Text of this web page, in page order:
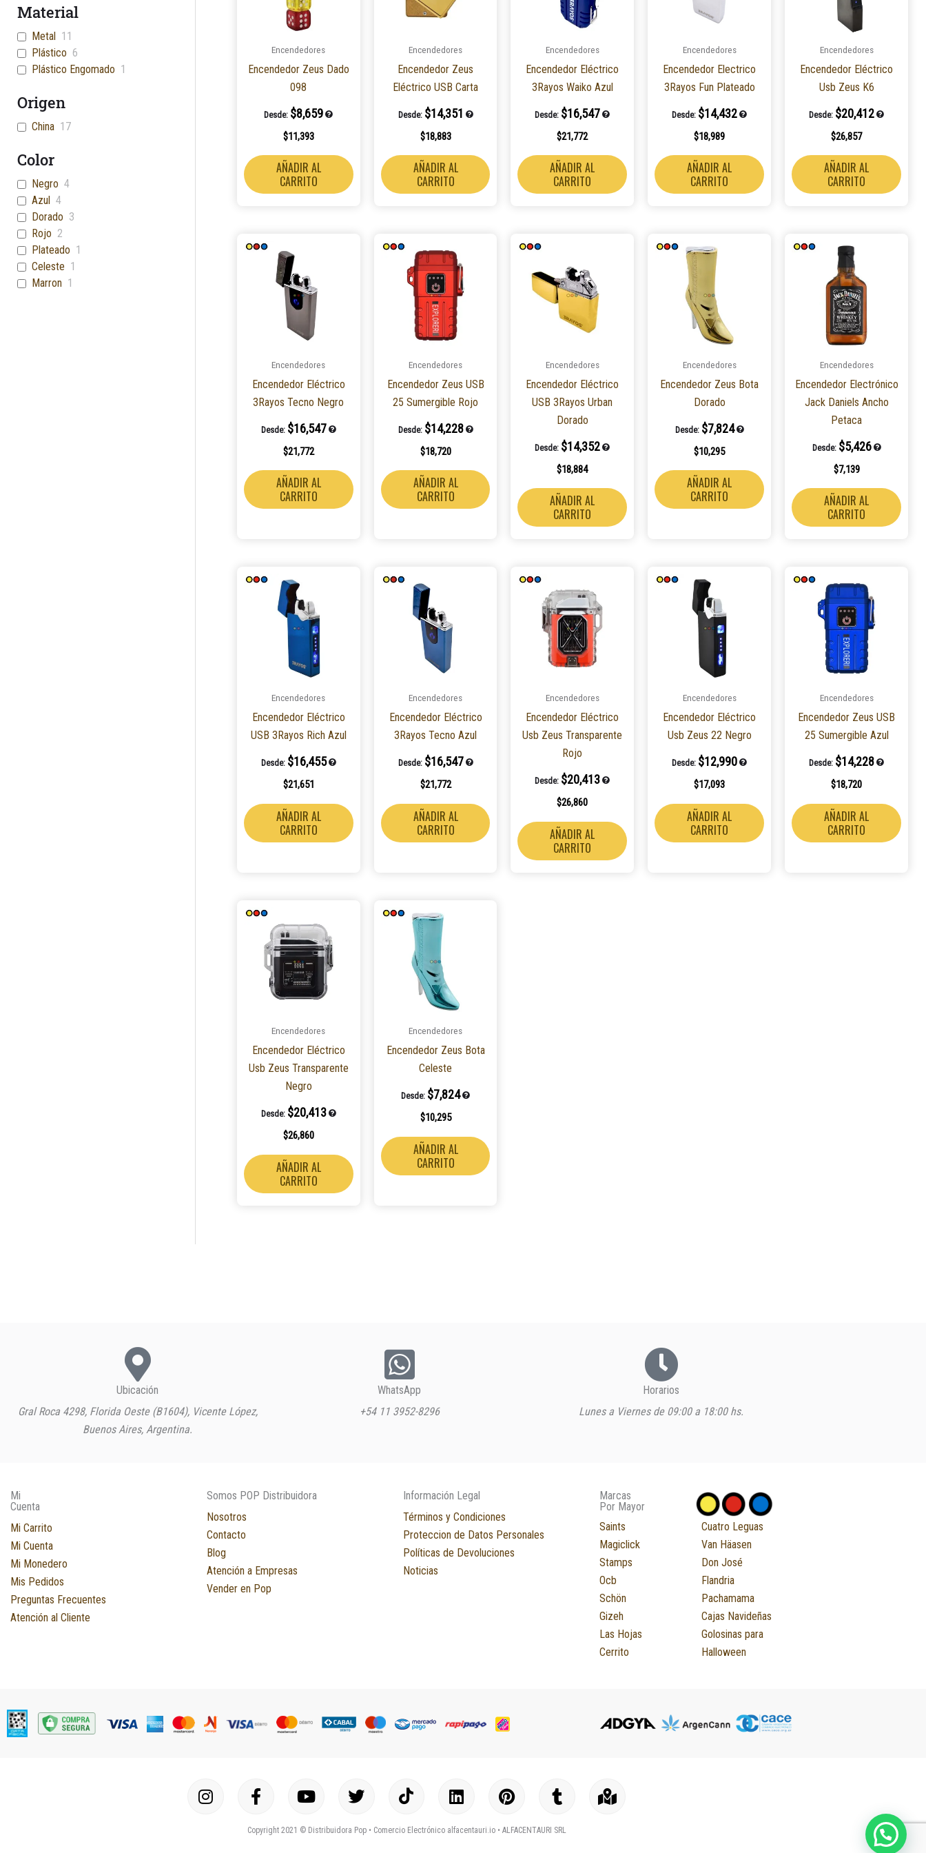
Material
Metal 11
Plástico 6
Plástico Engomado 1
Origen
China 17
Color
Negro 4
Azul 4
Dorado 3
Rojo 2
Plateado 1
Celeste 1
Marron 1
Encendedores
Encendedor Zeus Dado
098
Desde: $8,659
$11,393
AÑADIR AL
CARRITO
Encendedores
Encendedor Zeus
Eléctrico USB Carta
Desde: $14,351
$18,883
AÑADIR AL
CARRITO
Encendedores
Encendedor Eléctrico
3Rayos Waiko Azul
Desde: $16,547
$21,772
AÑADIR AL
CARRITO
Encendedores
Encendedor Electrico
3Rayos Fun Plateado
Desde: $14,432
$18,989
AÑADIR AL
CARRITO
Encendedores
Encendedor Eléctrico
Usb Zeus K6
Desde: $20,412
$26,857
AÑADIR AL
CARRITO
Encendedores
Encendedor Eléctrico
3Rayos Tecno Negro
Desde: $16,547
$21,772
AÑADIR AL
CARRITO
Encendedores
Encendedor Zeus USB
25 Sumergible Rojo
Desde: $14,228
$18,720
AÑADIR AL
CARRITO
Encendedores
Encendedor Eléctrico
USB 3Rayos Urban
Dorado
Desde: $14,352
$18,884
AÑADIR AL
CARRITO
Encendedores
Encendedor Zeus Bota
Dorado
Desde: $7,824
$10,295
AÑADIR AL
CARRITO
Encendedores
Encendedor Electrónico
Jack Daniels Ancho
Petaca
Desde: $5,426
$7,139
AÑADIR AL
CARRITO
Encendedores
Encendedor Eléctrico
USB 3Rayos Rich Azul
Desde: $16,455
$21,651
AÑADIR AL
CARRITO
Encendedores
Encendedor Eléctrico
3Rayos Tecno Azul
Desde: $16,547
$21,772
AÑADIR AL
CARRITO
Encendedores
Encendedor Eléctrico
Usb Zeus Transparente
Rojo
Desde: $20,413
$26,860
AÑADIR AL
CARRITO
Encendedores
Encendedor Eléctrico
Usb Zeus 22 Negro
Desde: $12,990
$17,093
AÑADIR AL
CARRITO
Encendedores
Encendedor Zeus USB
25 Sumergible Azul
Desde: $14,228
$18,720
AÑADIR AL
CARRITO
Encendedores
Encendedor Eléctrico
Usb Zeus Transparente
Negro
Desde: $20,413
$26,860
AÑADIR AL
CARRITO
Encendedores
Encendedor Zeus Bota
Celeste
Desde: $7,824
$10,295
AÑADIR AL
CARRITO
Ubicación
Gral Roca 4298, Florida Oeste (B1604), Vicente López,
Buenos Aires, Argentina.
WhatsApp
+54 11 3952-8296
Horarios
Lunes a Viernes de 09:00 a 18:00 hs.
Mi
Cuenta
Mi Carrito
Mi Cuenta
Mi Monedero
Mis Pedidos
Preguntas Frecuentes
Atención al Cliente
Somos POP Distribuidora
Nosotros
Contacto
Blog
Atención a Empresas
Vender en Pop
Información Legal
Términos y Condiciones
Proteccion de Datos Personales
Políticas de Devoluciones
Noticias
Marcas
Por Mayor
Saints
Magiclick
Stamps
Ocb
Schön
Gizeh
Las Hojas
Cerrito
Cuatro Leguas
Van Häasen
Don José
Flandria
Pachamama
Cajas Navideñas
Golosinas para
Halloween
I
n
F
a
e
Y
o
t
T
w
t
I
c
n
L
i
k
P
i
t
T
u
b
M
a
Copyright 2021 © Distribuidora Pop • Comercio Electrónico alfacentauri.io• ALFACENTAURI SRL